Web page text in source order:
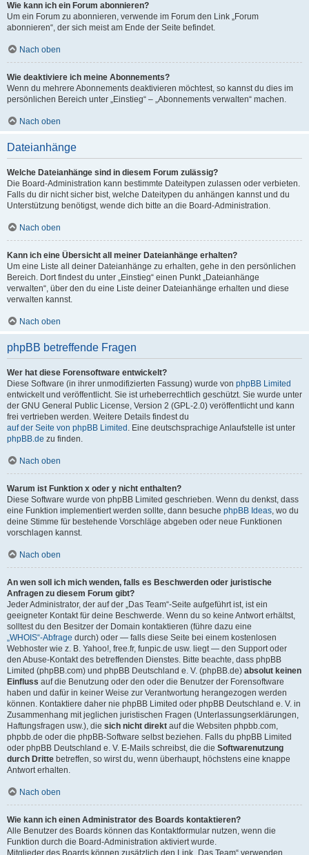
Wie kann ich ein Forum abonnieren?
Um ein Forum zu abonnieren, verwende im Forum den Link „Forum
abonnieren“, der sich meist am Ende der Seite befindet.
Nach oben
Wie deaktiviere ich meine Abonnements?
Wenn du mehrere Abonnements deaktivieren möchtest, so kannst du dies im
persönlichen Bereich unter „Einstieg“ – „Abonnements verwalten“ machen.
Nach oben
Dateianhänge
Welche Dateianhänge sind in diesem Forum zulässig?
Die Board-Administration kann bestimmte Dateitypen zulassen oder verbieten.
Falls du dir nicht sicher bist, welche Dateitypen du anhängen kannst und du
Unterstützung benötigst, wende dich bitte an die Board-Administration.
Nach oben
Kann ich eine Übersicht all meiner Dateianhänge erhalten?
Um eine Liste all deiner Dateianhänge zu erhalten, gehe in den persönlichen
Bereich. Dort findest du unter „Einstieg“ einen Punkt „Dateianhänge
verwalten“, über den du eine Liste deiner Dateianhänge erhalten und diese
verwalten kannst.
Nach oben
phpBB betreffende Fragen
Wer hat diese Forensoftware entwickelt?
Diese Software (in ihrer unmodifizierten Fassung) wurde von phpBB Limited
entwickelt und veröffentlicht. Sie ist urheberrechtlich geschützt. Sie wurde unter
der GNU General Public License, Version 2 (GPL-2.0) veröffentlicht und kann
frei vertrieben werden. Weitere Details findest du
auf der Seite von phpBB Limited . Eine deutschsprachige Anlaufstelle ist unter
phpBB.de zu finden.
Nach oben
Warum ist Funktion x oder y nicht enthalten?
Diese Software wurde von phpBB Limited geschrieben. Wenn du denkst, dass
eine Funktion implementiert werden sollte, dann besuche phpBB Ideas, wo du
deine Stimme für bestehende Vorschläge abgeben oder neue Funktionen
vorschlagen kannst.
Nach oben
An wen soll ich mich wenden, falls es Beschwerden oder juristische
Anfragen zu diesem Forum gibt?
Jeder Administrator, der auf der „Das Team“-Seite aufgeführt ist, ist ein
geeigneter Kontakt für deine Beschwerde. Wenn du so keine Antwort erhältst,
solltest du den Besitzer der Domain kontaktieren (führe dazu eine
„WHOIS“-Abfrage durch) oder — falls diese Seite bei einem kostenlosen
Webhoster wie z. B. Yahoo!, free.fr, funpic.de usw. liegt — den Support oder
den Abuse-Kontakt des betreffenden Dienstes. Bitte beachte, dass phpBB
Limited (phpBB.com) und phpBB Deutschland e. V. (phpBB.de) absolut keinen
Einfluss auf die Benutzung oder den oder die Benutzer der Forensoftware
haben und dafür in keiner Weise zur Verantwortung herangezogen werden
können. Kontaktiere daher nie phpBB Limited oder phpBB Deutschland e. V. in
Zusammenhang mit jeglichen juristischen Fragen (Unterlassungserklärungen,
Haftungsfragen usw.), die sich nicht direkt auf die Websiten phpbb.com,
phpbb.de oder die phpBB-Software selbst beziehen. Falls du phpBB Limited
oder phpBB Deutschland e. V. E-Mails schreibst, die die Softwarenutzung
durch Dritte betreffen, so wirst du, wenn überhaupt, höchstens eine knappe
Antwort erhalten.
Nach oben
Wie kann ich einen Administrator des Boards kontaktieren?
Alle Benutzer des Boards können das Kontaktformular nutzen, wenn die
Funktion durch die Board-Administration aktiviert wurde.
Mitglieder des Boards können zusätzlich den Link „Das Team“ verwenden.